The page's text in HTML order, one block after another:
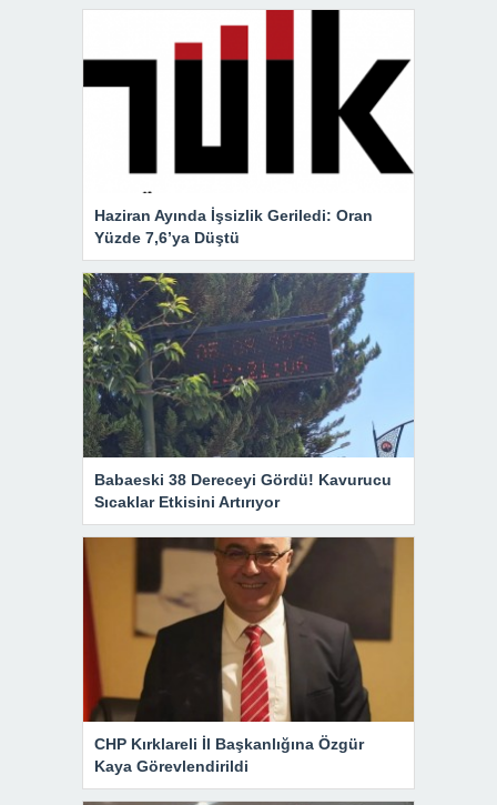
Haziran Ayında İşsizlik Geriledi: Oran
Yüzde 7,6’ya Düştü
Babaeski 38 Dereceyi Gördü! Kavurucu
Sıcaklar Etkisini Artırıyor
CHP Kırklareli İl Başkanlığına Özgür
Kaya Görevlendirildi